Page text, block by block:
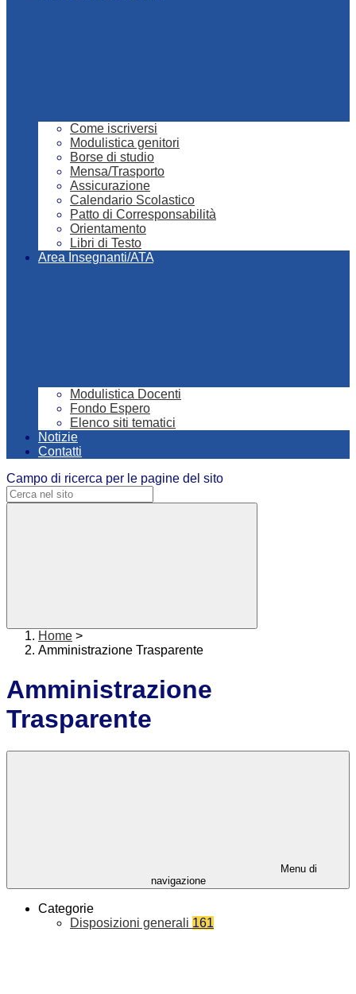
Come iscriversi
Modulistica genitori
Borse di studio
Mensa/Trasporto
Assicurazione
Calendario Scolastico
Patto di Corresponsabilità
Orientamento
Libri di Testo
Area Insegnanti/ATA
Modulistica Docenti
Fondo Espero
Elenco siti tematici
Notizie
Contatti
Campo di ricerca per le pagine del sito
Home >
Amministrazione Trasparente
Amministrazione
Trasparente
Menu di
navigazione
Categorie
Disposizioni generali 161